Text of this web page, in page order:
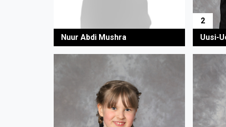
Nuur Abdi Mushra
2
Uusi-